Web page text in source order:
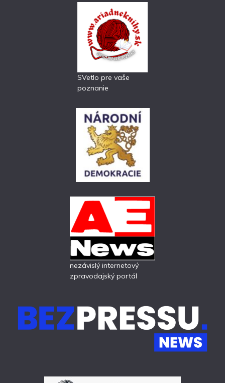
SVetlo pre vaše
poznanie
nezávislý internetový
zpravodajský portál